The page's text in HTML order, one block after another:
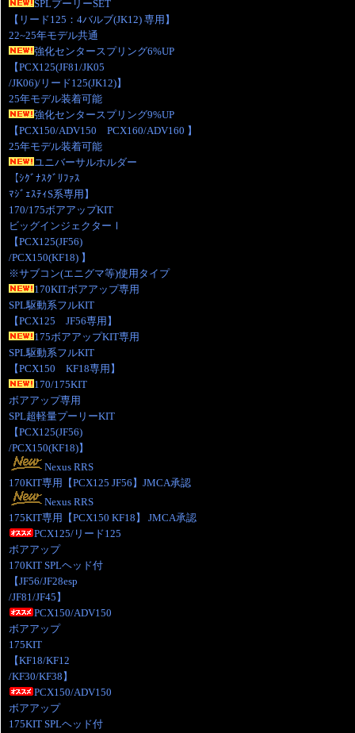
SPLプーリーSET
【リード125：4バルブ(JK12) 専用】
22~25年モデル共通
強化センタースプリング6%UP
【PCX125(JF81/JK05
/JK06)/リード125(JK12)】
25年モデル装着可能
強化センタースプリング9%UP
【PCX150/ADV150 PCX160/ADV160 】
25年モデル装着可能
ユニバーサルホルダー
【ｼｸﾞﾅｽｸﾞﾘﾌｧｽ
ﾏｼﾞｪｽﾃｨS系専用】
170/175ボアアップKIT
ビッグインジェクターⅠ
【PCX125(JF56)
/PCX150(KF18) 】
※サブコン(エニグマ等)使用タイプ
170KITボアアップ専用
SPL駆動系フルKIT
【PCX125 JF56専用】
175ボアアップKIT専用
SPL駆動系フルKIT
【PCX150 KF18専用】
170/175KIT
ボアアップ専用
SPL超軽量プーリーKIT
【PCX125(JF56)
/PCX150(KF18)】
Nexus RRS
170KIT専用【PCX125 JF56】JMCA承認
Nexus RRS
175KIT専用【PCX150 KF18】 JMCA承認
PCX125/リード125
ボアアップ
170KIT SPLヘッド付
【JF56/JF28esp
/JF81/JF45】
PCX150/ADV150
ボアアップ
175KIT
【KF18/KF12
/KF30/KF38】
PCX150/ADV150
ボアアップ
175KIT SPLヘッド付